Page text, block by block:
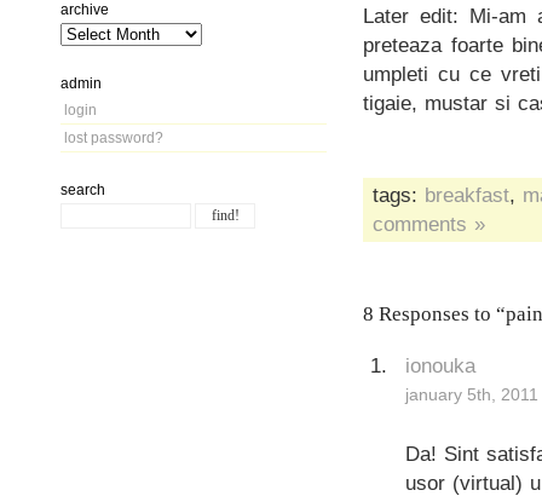
archive
admin
login
lost password?
search
Later edit: Mi-
preteaza foarte
umpleti cu ce
tigaie, mustar si
tags: breakfast,
comments »
8 Responses to
ionouka
january 5th,
Da! Sint
usor (virtual)